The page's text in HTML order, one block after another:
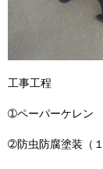
工事工程
➀ペーパーケレン
➁防虫防腐塗装（